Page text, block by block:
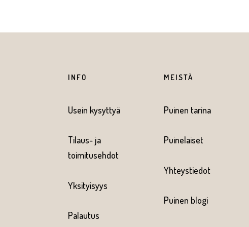
INFO
Usein kysyttyä
Tilaus- ja
toimitusehdot
Yksityisyys
Palautus
MEISTÄ
Puinen tarina
Puinelaiset
Yhteystiedot
Puinen blogi